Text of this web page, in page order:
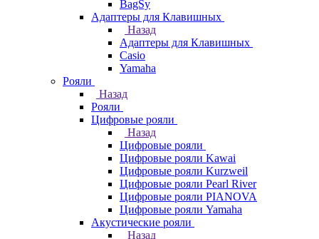
BagSy
Адаптеры для Клавишных
Назад
Адаптеры для Клавишных
Casio
Yamaha
Рояли
Назад
Рояли
Цифровые рояли
Назад
Цифровые рояли
Цифровые рояли Kawai
Цифровые рояли Kurzweil
Цифровые рояли Pearl River
Цифровые рояли PIANOVA
Цифровые рояли Yamaha
Акустические рояли
Назад